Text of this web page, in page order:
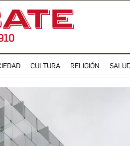
CULTURA RELIGIÓN